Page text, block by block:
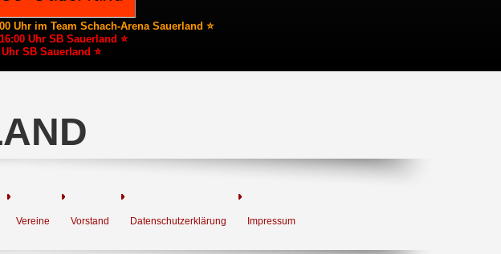
Uhr im Team Schach-Arena Sauerland ⭐
Uhr SB Sauerland ⭐
SB Sauerland ⭐
Vereine Vorstand Datenschutzerklärung Impressum